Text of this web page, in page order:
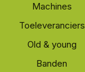
Machines
Toeleveranciers
Old & young
Banden